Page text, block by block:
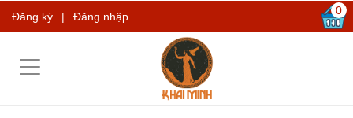
Đăng ký | Đăng nhập 0
Toggle